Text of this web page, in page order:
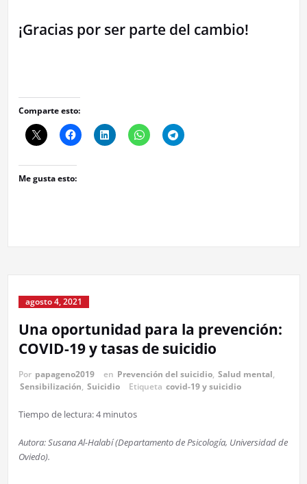
¡Gracias por ser parte del cambio!
Comparte esto:
Me gusta esto:
agosto 4, 2021
Una oportunidad para la prevención:
COVID-19 y tasas de suicidio
Por papageno2019 en Prevención del suicidio, Salud mental,
Sensibilización, Suicidio Etiqueta covid-19 y suicidio
Tiempo de lectura:4 minutos
Autora: Susana Al-Halabí (Departamento de Psicología, Universidad de
Oviedo).